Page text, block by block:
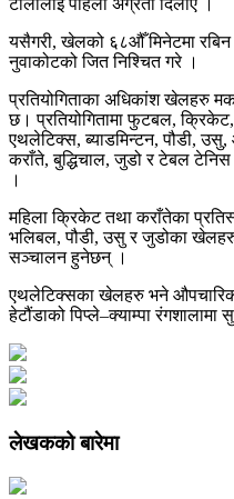
टोलीलाई पहिलो अग्रता दिलाए ।
यसैगरी, खेलको ६८औँ मिनेटमा रबिन
नुवाकोटको जित निश्चित गरे ।
प्रतियोगिताका अधिकांश खेलहरु
छ। प्रतियोगितामा फुटबल,
एथलेटिक्स, ब्याडमिन्टन, पौडी,
कराँते, बुद्धिचाल, जुडो र टेबल
।
महिला क्रिकेट तथा कराँतेका
भलिबल, पौडी, उसु र जुडोका
सञ्चालन हुनेछन् ।
एथलेटिक्सका खेलहरु भने
हेटौंडाको पिप्ले–क्याम्पा रंगशालामा
लेखकको बारेमा